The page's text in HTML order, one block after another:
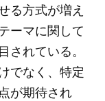
る方式が増え
ーマに関して
されている。
でなく、特定
が期待され